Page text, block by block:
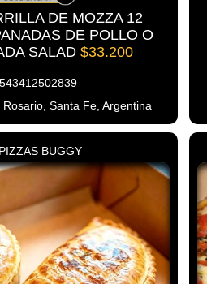
DE MOZZA 12
DE POLLO O
SALAD $33.200
543412502839
Santa Fe, Argentina
PIZZAS BUGGY